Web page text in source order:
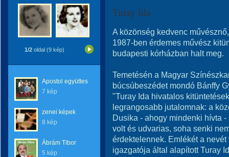
1/2 oldal (9 kép)
Apostol együttes
7 kép
zenei képek
8 kép
Ábrám Tibor
5 kép
Turay Ida
A közönség kedvenc
1987-ben érdemes művész
budapesti kórházban halt meg.
Temetésén a Magyar
búcsúbeszédet mondó Bánffy
"Turay Ida hivatalos
legrangosabb jutalomnak: a
Dusika - ahogy mindenki hívta
volt és udvarias, soha senki
érdektelennek. Emlékét a
igazgatója által alapított Turay